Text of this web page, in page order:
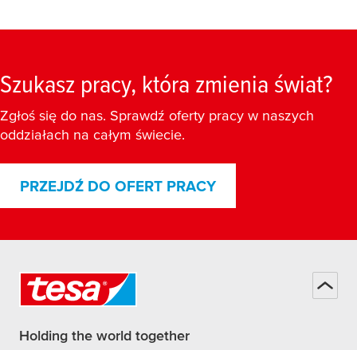
Szukasz pracy, która zmienia świat?
Zgłoś się do nas. Sprawdź oferty pracy w naszych
oddziałach na całym świecie.
PRZEJDŹ DO OFERT PRACY
Holding the world together